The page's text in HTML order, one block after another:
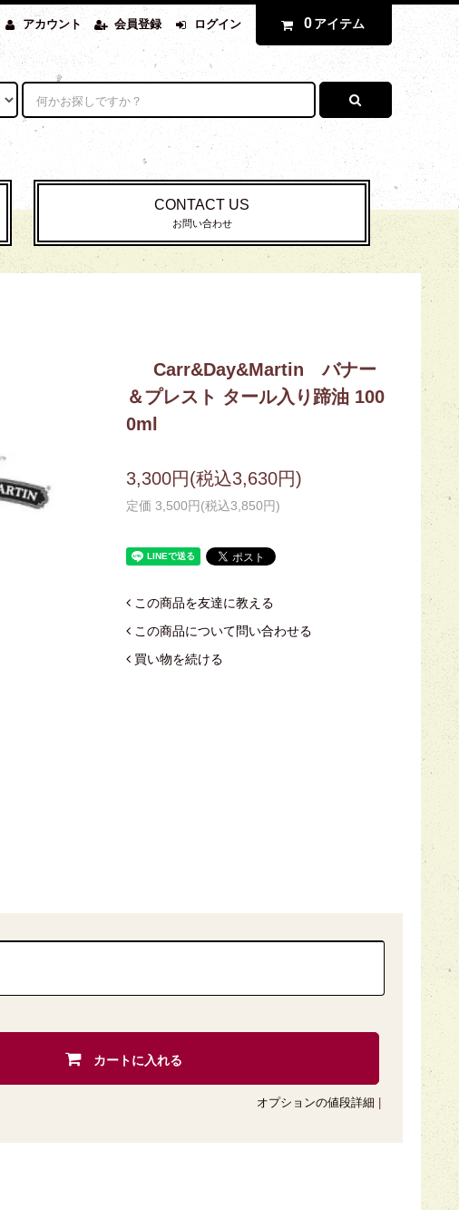
アカウント 会員登録 ログイン 0 アイテム
CONTACT US
お問い合わせ
Carr&Day&Martin バナー
＆プレスト タール入り蹄油 100
0ml
3,300円(税込3,630円)
定価 3,500円(税込3,850円)
この商品を友達に教える
この商品について問い合わせる
買い物を続ける
カートに入れる
オプションの値段詳細